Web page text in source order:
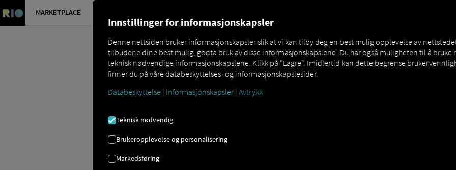
MARKETPLACE
Innstillinger for informasjonskapsler
Denne nettsiden bruker informasjonskapsler slik at vi kan tilby deg en best mulig opplevelse av
tilbudene dine best mulig, godta bruk av disse informasjonskapslene. Du har også muligheten til å bruke
teknisk nødvendige informasjonskapslene. Klikk på "Lagre". Imidlertid kan dette begrense
finner du på våre databeskyttelses- og informasjonskapslesider.
Databeskyttelse | Informasjonskapsler | Avtrykk
Teknisk nødvendig
Brukeropplevelse og personalisering
Markedsføring